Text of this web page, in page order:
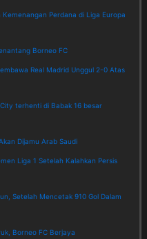
Perdana di Liga Europa
Borneo FC
Real Madrid Unggul 2-0 Atas
terhenti di Babak 16 besar
Dijamu Arab Saudi
Liga 1 Setelah Kalahkan Persis
Setelah Mencetak 910 Gol Dalam
Borneo FC Berjaya